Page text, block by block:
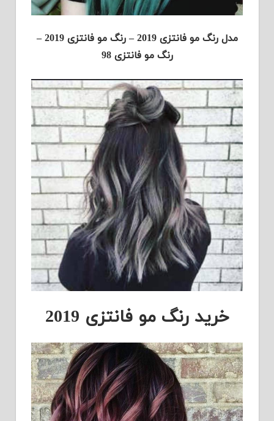
مدل رنگ مو فانتزی 2019 – رنگ مو فانتزی 2019 –
رنگ مو فانتزی 98
خرید رنگ مو فانتزی 2019